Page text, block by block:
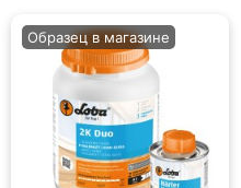
Образец в магазине